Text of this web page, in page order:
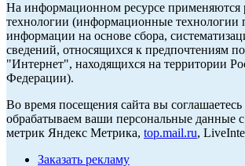
На информационном ресурсе применяются
технологии (информационные технологии
информации на основе сбора,
сведений, относящихся к предпочтениям
"Интернет", находящихся на территории
Федерации).
Во время посещения сайта вы
обрабатываем ваши персональные данные
метрик Яндекс Метрика, top.mail.ru,
Заказать рекламу